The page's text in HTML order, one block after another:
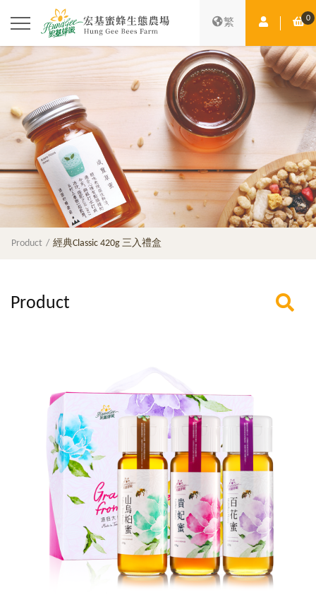
繁 Member 0
Product 經典Classic 420g 三入禮盒
Product